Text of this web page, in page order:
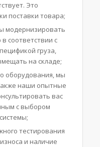
Это
поставки товара;
модернизировать
соответствии с
груза,
на складе;
оборудования, мы
наши опытные
вас
с выбором
тестирования
и наличие